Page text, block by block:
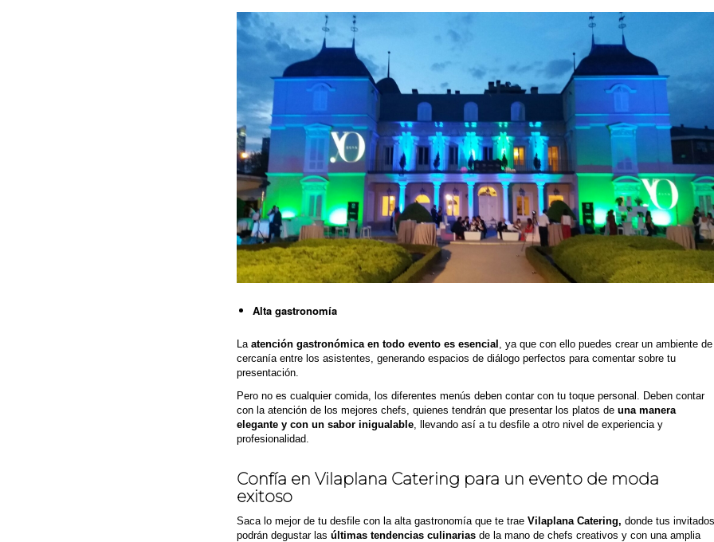
Alta gastronomía
La atención gastronómica en todo evento es esencial , ya que con ello puedes crear un ambiente de
cercanía entre los asistentes, generando espacios de diálogo perfectos para comentar sobre tu
presentación.
Pero no es cualquier comida, los diferentes menús deben contar con tu toque personal. Deben contar
con la atención de los mejores chefs, quienes tendrán que presentar los platos de una manera
elegante y con un sabor inigualable , llevando así a tu desfile a otro nivel de experiencia y
profesionalidad.
Confía en Vilaplana Catering para un evento de moda
exitoso
Saca lo mejor de tu desfile con la alta gastronomía que te trae Vilaplana Catering, donde tus invitados
podrán degustar las últimas tendencias culinarias de la mano de chefs creativos y con una amplia